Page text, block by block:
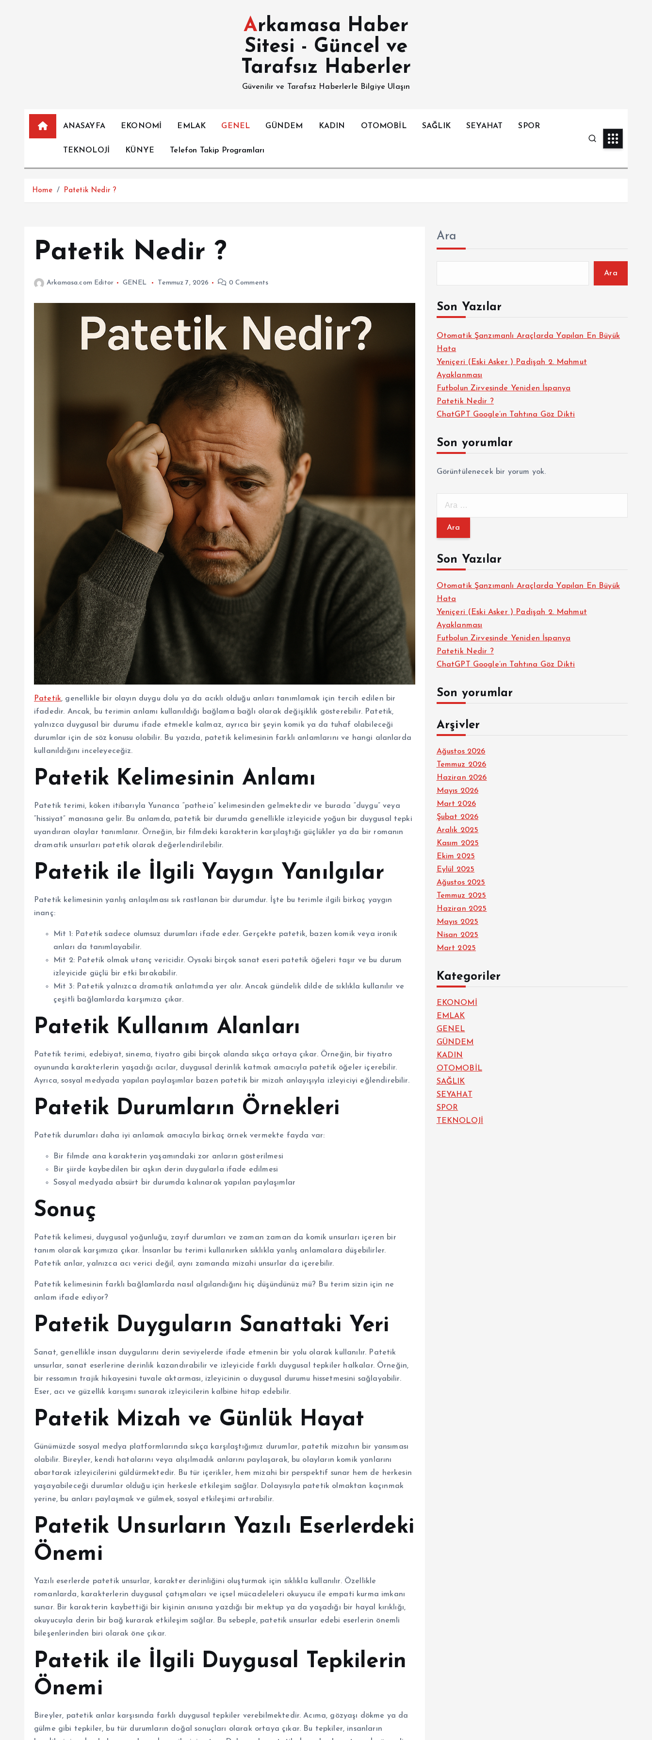
Arkamasa Haber
Sitesi - Güncel ve
Tarafsız Haberler
Güvenilir ve Tarafsız Haberlerle Bilgiye Ulaşın
ANASAYFA EKONOMİ EMLAK GENEL GÜNDEM KADIN OTOMOBİL SAĞLIK SEYAHAT SPOR
TEKNOLOJİ KÜNYE Telefon Takip Programları
Home Patetik Nedir ?
Patetik Nedir ?
Arkamasa.com Editor GENEL Temmuz 7, 2026 0 Comments
Patetik, genellikle bir olayın duygu dolu ya da acıklı olduğu anları tanımlamak için tercih edilen bir
ifadedir. Ancak, bu terimin anlamı kullanıldığı bağlama bağlı olarak değişiklik gösterebilir. Patetik,
yalnızca duygusal bir durumu ifade etmekle kalmaz, ayrıca bir şeyin komik ya da tuhaf olabileceği
durumlar için de söz konusu olabilir. Bu yazıda, patetik kelimesinin farklı anlamlarını ve hangi alanlarda
kullanıldığını inceleyeceğiz.
Patetik Kelimesinin Anlamı
Patetik terimi, köken itibarıyla Yunanca “patheia” kelimesinden gelmektedir ve burada “duygu” veya
“hissiyat” manasına gelir. Bu anlamda, patetik bir durumda genellikle izleyicide yoğun bir duygusal tepki
uyandıran olaylar tanımlanır. Örneğin, bir filmdeki karakterin karşılaştığı güçlükler ya da bir romanın
dramatik unsurları patetik olarak değerlendirilebilir.
Patetik ile İlgili Yaygın Yanılgılar
Patetik kelimesinin yanlış anlaşılması sık rastlanan bir durumdur. İşte bu terimle ilgili birkaç yaygın
inanç:
Mit 1: Patetik sadece olumsuz durumları ifade eder. Gerçekte patetik, bazen komik veya ironik
anları da tanımlayabilir.
Mit 2: Patetik olmak utanç vericidir. Oysaki birçok sanat eseri patetik öğeleri taşır ve bu durum
izleyicide güçlü bir etki bırakabilir.
Mit 3: Patetik yalnızca dramatik anlatımda yer alır. Ancak gündelik dilde de sıklıkla kullanılır ve
çeşitli bağlamlarda karşımıza çıkar.
Patetik Kullanım Alanları
Patetik terimi, edebiyat, sinema, tiyatro gibi birçok alanda sıkça ortaya çıkar. Örneğin, bir tiyatro
oyununda karakterlerin yaşadığı acılar, duygusal derinlik katmak amacıyla patetik öğeler içerebilir.
Ayrıca, sosyal medyada yapılan paylaşımlar bazen patetik bir mizah anlayışıyla izleyiciyi eğlendirebilir.
Patetik Durumların Örnekleri
Patetik durumları daha iyi anlamak amacıyla birkaç örnek vermekte fayda var:
Bir filmde ana karakterin yaşamındaki zor anların gösterilmesi
Bir şiirde kaybedilen bir aşkın derin duygularla ifade edilmesi
Sosyal medyada absürt bir durumda kalınarak yapılan paylaşımlar
Sonuç
Patetik kelimesi, duygusal yoğunluğu, zayıf durumları ve zaman zaman da komik unsurları içeren bir
tanım olarak karşımıza çıkar. İnsanlar bu terimi kullanırken sıklıkla yanlış anlamalara düşebilirler.
Patetik anlar, yalnızca acı verici değil, aynı zamanda mizahi unsurlar da içerebilir.
Patetik kelimesinin farklı bağlamlarda nasıl algılandığını hiç düşündünüz mü? Bu terim sizin için ne
anlam ifade ediyor?
Patetik Duyguların Sanattaki Yeri
Sanat, genellikle insan duygularını derin seviyelerde ifade etmenin bir yolu olarak kullanılır. Patetik
unsurlar, sanat eserlerine derinlik kazandırabilir ve izleyicide farklı duygusal tepkiler halkalar. Örneğin,
bir ressamın trajik hikayesini tuvale aktarması, izleyicinin o duygusal durumu hissetmesini sağlayabilir.
Eser, acı ve güzellik karışımı sunarak izleyicilerin kalbine hitap edebilir.
Patetik Mizah ve Günlük Hayat
Günümüzde sosyal medya platformlarında sıkça karşılaştığımız durumlar, patetik mizahın bir yansıması
olabilir. Bireyler, kendi hatalarını veya alışılmadık anlarını paylaşarak, bu olayların komik yanlarını
abartarak izleyicilerini güldürmektedir. Bu tür içerikler, hem mizahi bir perspektif sunar hem de herkesin
yaşayabileceği durumlar olduğu için herkesle etkileşim sağlar. Dolayısıyla patetik olmaktan kaçınmak
yerine, bu anları paylaşmak ve gülmek, sosyal etkileşimi artırabilir.
Patetik Unsurların Yazılı Eserlerdeki
Önemi
Yazılı eserlerde patetik unsurlar, karakter derinliğini oluşturmak için sıklıkla kullanılır. Özellikle
romanlarda, karakterlerin duygusal çatışmaları ve içsel mücadeleleri okuyucu ile empati kurma imkanı
sunar. Bir karakterin kaybettiği bir kişinin anısına yazdığı bir mektup ya da yaşadığı bir hayal kırıklığı,
okuyucuyla derin bir bağ kurarak etkileşim sağlar. Bu sebeple, patetik unsurlar edebi eserlerin önemli
bileşenlerinden biri olarak öne çıkar.
Patetik ile İlgili Duygusal Tepkilerin
Önemi
Bireyler, patetik anlar karşısında farklı duygusal tepkiler verebilmektedir. Acıma, gözyaşı dökme ya da
gülme gibi tepkiler, bu tür durumların doğal sonuçları olarak ortaya çıkar. Bu tepkiler, insanların
Ara
Ara
Son Yazılar
Otomatik Şanzımanlı Araçlarda Yapılan En Büyük
Hata
Yeniçeri (Eski Asker ) Padişah 2. Mahmut
Ayaklanması
Futbolun Zirvesinde Yeniden İspanya
Patetik Nedir ?
ChatGPT Google’ın Tahtına Göz Dikti
Son yorumlar
Görüntülenecek bir yorum yok.
m
:Son Yazılar
Otomatik Şanzımanlı Araçlarda Yapılan En Büyük
Hata
Yeniçeri (Eski Asker ) Padişah 2. Mahmut
Ayaklanması
Futbolun Zirvesinde Yeniden İspanya
Patetik Nedir ?
ChatGPT Google’ın Tahtına Göz Dikti
Son yorumlar
Arşivler
Ağustos 2026
Temmuz 2026
Haziran 2026
Mayıs 2026
Mart 2026
Şubat 2026
Aralık 2025
Kasım 2025
Ekim 2025
Eylül 2025
Ağustos 2025
Temmuz 2025
Haziran 2025
Mayıs 2025
Nisan 2025
Mart 2025
Kategoriler
EKONOMİ
EMLAK
GENEL
GÜNDEM
KADIN
OTOMOBİL
SAĞLIK
SEYAHAT
SPOR
TEKNOLOJİ